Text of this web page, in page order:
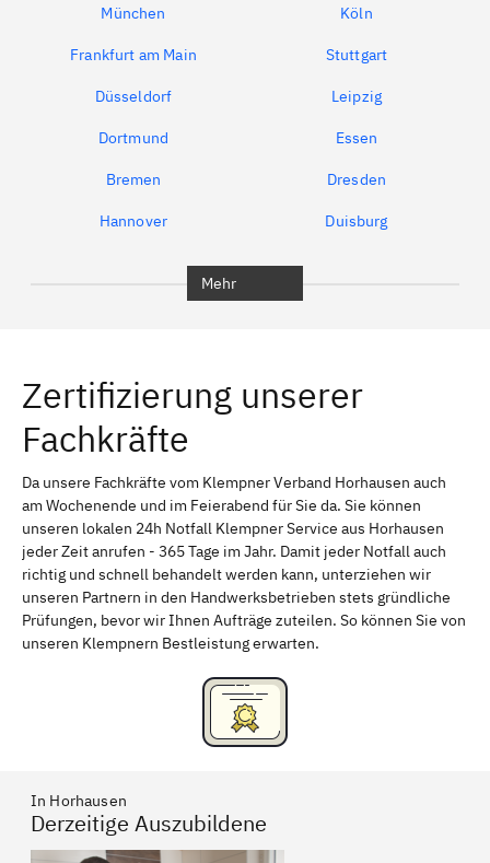
München Köln
Frankfurt am Main Stuttgart
Düsseldorf Leipzig
Dortmund Essen
Bremen Dresden
Hannover Duisburg
Erlangen Bamberg
Bayreuth
Schweinfurt Passau
Freising Rudelsdorf, Mittelfranken
Mehr
Zertifizierung unserer
Fachkräfte
Da unsere Fachkräfte vom Klempner Verband Horhausen auch
am Wochenende und im Feierabend für Sie da. Sie können
unseren lokalen 24h Notfall Klempner Service aus Horhausen
jeder Zeit anrufen - 365 Tage im Jahr. Damit jeder Notfall auch
richtig und schnell behandelt werden kann, unterziehen wir
unseren Partnern in den Handwerksbetrieben stets gründliche
Prüfungen, bevor wir Ihnen Aufträge zuteilen. So können Sie von
unseren Klempnern Bestleistung erwarten.
In Horhausen
Derzeitige Auszubildene